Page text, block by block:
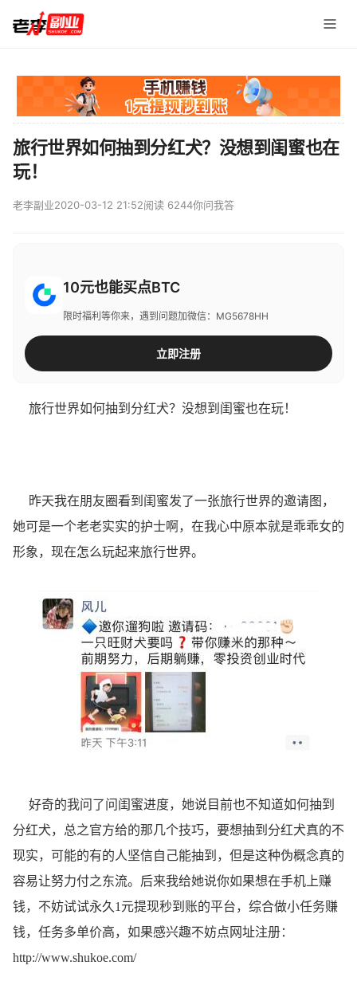
旅行世界如何抽到分红犬？没想到闺蜜也在
玩！
老李副业2020-03-12 21:52阅读 6244你问我答
10元也能买点BTC
限时福利等你来，遇到问题加微信：MG5678HH
立即注册
旅行世界如何抽到分红犬？没想到闺蜜也在玩！
昨天我在朋友圈看到闺蜜发了一张旅行世界的邀请图，
她可是一个老老实实的护士啊，在我心中原本就是乖乖女的
形象，现在怎么玩起来旅行世界。
好奇的我问了问闺蜜进度，她说目前也不知道如何抽到
分红犬，总之官方给的那几个技巧，要想抽到分红犬真的不
现实，可能的有的人坚信自己能抽到，但是这种伪概念真的
容易让努力付之东流。后来我给她说你如果想在手机上赚
钱，不妨试试永久1元提现秒到账的平台，综合做小任务赚
钱，任务多单价高，如果感兴趣不妨点网址注册：
http://www.shukoe.com/